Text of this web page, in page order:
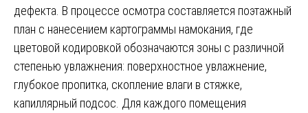
дефекта. В процессе осмотра составляется поэтажный
план с нанесением картограммы намокания, где
цветовой кодировкой обозначаются зоны с различной
степенью увлажнения: поверхностное увлажнение,
глубокое пропитка, скопление влаги в стяжке,
капиллярный подсос. Для каждого помещения